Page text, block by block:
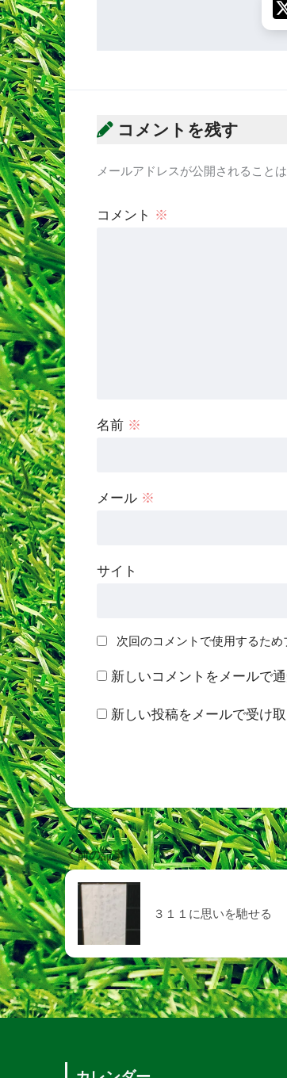
コメントを残す
メールアドレスが公開されることは
コメント ※
名前 ※
メール ※
サイト
次回のコメントで使用するた
新しいコメントをメールで
新しい投稿をメールで受け
前の記事
３１１に思いを馳せる